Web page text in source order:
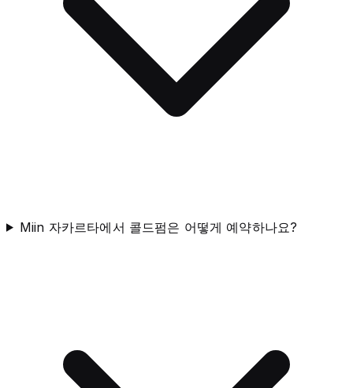
Miin 자카르타에서 콜드펌은 어떻게 예약하나요?